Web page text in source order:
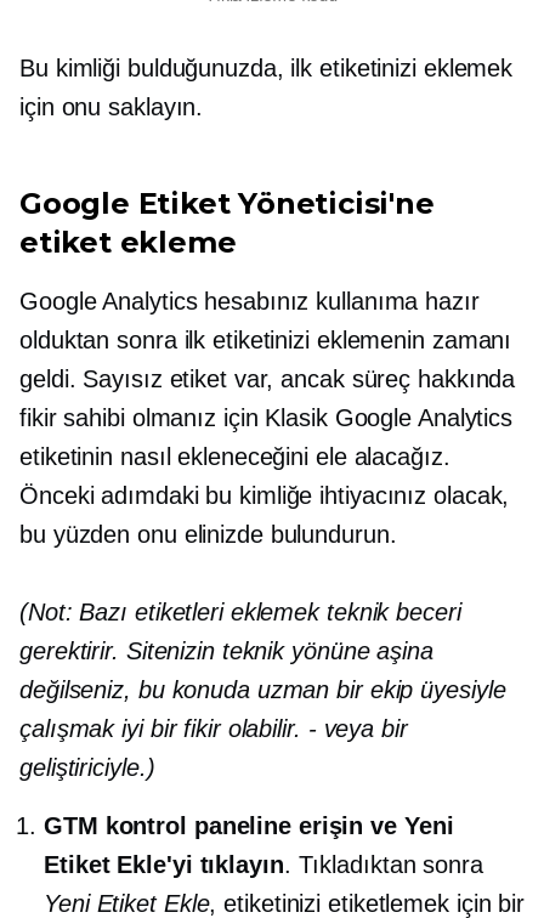
Bu kimliği bulduğunuzda, ilk etiketinizi eklemek
için onu saklayın.
Google Etiket Yöneticisi'ne
etiket ekleme
Google Analytics hesabınız kullanıma hazır
olduktan sonra ilk etiketinizi eklemenin zamanı
geldi. Sayısız etiket var, ancak süreç hakkında
fikir sahibi olmanız için Klasik Google Analytics
etiketinin nasıl ekleneceğini ele alacağız.
Önceki adımdaki bu kimliğe ihtiyacınız olacak,
bu yüzden onu elinizde bulundurun.
(Not: Bazı etiketleri eklemek teknik beceri
gerektirir. Sitenizin teknik yönüne aşina
değilseniz, bu konuda uzman bir ekip üyesiyle
çalışmak iyi bir fikir olabilir. -veya bir
geliştiriciyle.)
GTM kontrol paneline erişin ve Yeni
Etiket Ekle'yi tıklayın. Tıkladıktan sonra
Yeni Etiket Ekle, etiketinizi etiketlemek için bir